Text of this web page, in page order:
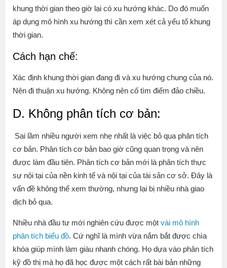
khung thời gian theo giờ lại có xu hướng khác. Do đó muốn
áp dụng mô hình xu hướng thì cần xem xét cả yếu tố khung
thời gian.
Cách hạn chế:
Xác định khung thời gian đang đi và xu hướng chung của nó.
Nên đi thuận xu hướng. Không nên cố tìm điểm đảo chiều.
D. Không phân tích cơ bản:
Sai lầm nhiều người xem nhẹ nhất là việc bỏ qua phân tích
cơ bản. Phân tích cơ bản bao giờ cũng quan trọng và nên
được làm đầu tiên. Phân tích cơ bản mới là phân tích thực
sự nội tại của nền kinh tế và nội tại của tài sản cơ sở. Đây là
vấn đề không thể xem thường, nhưng lại bị nhiều nhà giao
dịch bỏ qua.
Nhiều nhà đầu tư mới nghiên cứu được một vài mô hình
phân tích biểu đồ. Cứ nghĩ là mình vừa nắm bắt được chìa
khóa giúp mình làm giàu nhanh chóng. Họ dựa vào phân tích
kỹ đồ thị mà họ đã học được một cách rất bài bản những